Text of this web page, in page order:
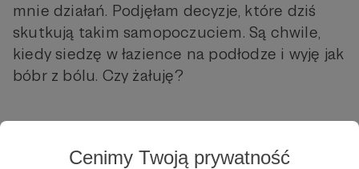
Cenimy Twoją prywatność
mnie działań. Podjęłam decyzje, które dziś
skutkują takim samopoczuciem. Są chwile,
kiedy siedzę w łazience na podłodze i wyję jak
bóbr z bólu. Czy żałuję?